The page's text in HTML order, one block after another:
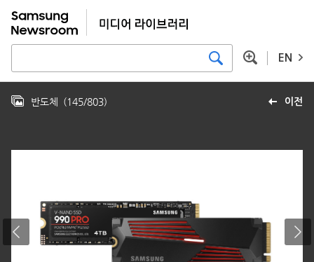
EN
이전
반도체 (145/803)